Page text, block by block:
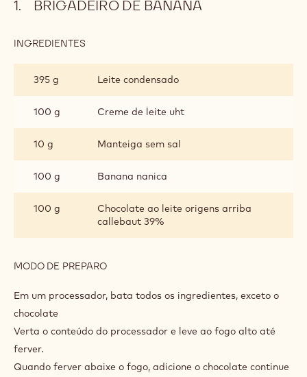
BRIGADEIRO DE BANANA
INGREDIENTES
BANANA
395 g Leite condensado
100 g Creme de leite uht
10 g Manteiga sem sal
100 g Banana nanica
100 g
Chocolate ao leite origens arriba
callebaut 39%
MODO DE PREPARO
DE
Em um processador, bata todos os ingredientes, exceto o
chocolate
Verta o conteúdo do processador e leve ao fogo alto até
ferver.
Quando ferver abaixe o fogo, adicione o chocolate continue